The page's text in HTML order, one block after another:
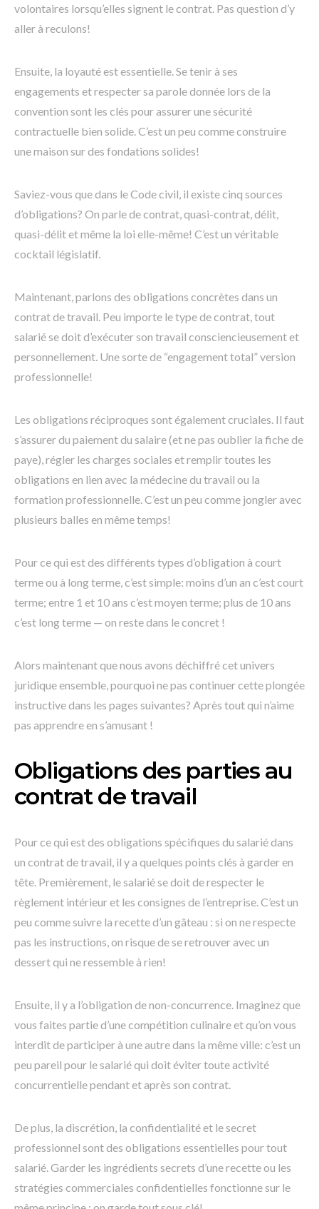
volontaires lorsqu’elles signent le contrat. Pas question d’y
aller à reculons!
Ensuite, la loyauté est essentielle. Se tenir à ses
engagements et respecter sa parole donnée lors de la
convention sont les clés pour assurer une sécurité
contractuelle bien solide. C’est un peu comme construire
une maison sur des fondations solides!
Saviez-vous que dans le Code civil, il existe cinq sources
d’obligations? On parle de contrat, quasi-contrat, délit,
quasi-délit et même la loi elle-même! C’est un véritable
cocktail législatif.
Maintenant, parlons des obligations concrètes dans un
contrat de travail. Peu importe le type de contrat, tout
salarié se doit d’exécuter son travail consciencieusement et
personnellement. Une sorte de “engagement total” version
professionnelle!
Les obligations réciproques sont également cruciales. Il faut
s’assurer du paiement du salaire (et ne pas oublier la fiche de
paye), régler les charges sociales et remplir toutes les
obligations en lien avec la médecine du travail ou la
formation professionnelle. C’est un peu comme jongler avec
plusieurs balles en même temps!
Pour ce qui est des différents types d’obligation à court
terme ou à long terme, c’est simple: moins d’un an c’est court
terme; entre 1 et 10 ans c’est moyen terme; plus de 10 ans
c’est long terme — on reste dans le concret !
Alors maintenant que nous avons déchiffré cet univers
juridique ensemble, pourquoi ne pas continuer cette plongée
instructive dans les pages suivantes? Après tout qui n’aime
pas apprendre en s’amusant !
Obligations des parties au
contrat de travail
Pour ce qui est des obligations spécifiques du salarié dans
un contrat de travail, il y a quelques points clés à garder en
tête. Premièrement, le salarié se doit de respecter le
règlement intérieur et les consignes de l’entreprise. C’est un
peu comme suivre la recette d’un gâteau : si on ne respecte
pas les instructions, on risque de se retrouver avec un
dessert qui ne ressemble à rien!
Ensuite, il y a l’obligation de non-concurrence. Imaginez que
vous faites partie d’une compétition culinaire et qu’on vous
interdit de participer à une autre dans la même ville: c’est un
peu pareil pour le salarié qui doit éviter toute activité
concurrentielle pendant et après son contrat.
De plus, la discrétion, la confidentialité et le secret
professionnel sont des obligations essentielles pour tout
salarié. Garder les ingrédients secrets d’une recette ou les
stratégies commerciales confidentielles fonctionne sur le